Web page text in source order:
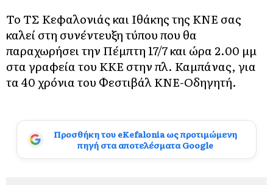
Το ΤΣ Κεφαλονιάς και Ιθάκης της ΚΝΕ σας
καλεί στη συνέντευξη τύπου που θα
παραχωρήσει την Πέμπτη 17/7 και ώρα 2.00 μμ
στα γραφεία του ΚΚΕ στην πλ. Καμπάνας, για
τα 40 χρόνια του Φεστιβάλ ΚΝΕ-Οδηγητή.
Προσθήκη του eKefalonia ως προτιμώμενη
πηγή στα αποτελέσματα Google